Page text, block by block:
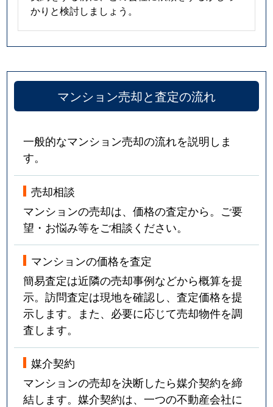
かりと検討しましょう。
マンション売却と査定の流れ
一般的なマンション売却の流れを説明しま
す。
売却相談
マンションの売却は、価格の査定から。ご要
望・お悩み等をご相談ください。
マンションの価格を査定
簡易査定は近隣の売却事例などから概算を提
示。訪問査定は現地を確認し、査定価格を提
示します。また、必要に応じて売却物件を調
査します。
媒介契約
マンションの売却を決断したら媒介契約を締
結します。媒介契約は、一つの不動産会社に